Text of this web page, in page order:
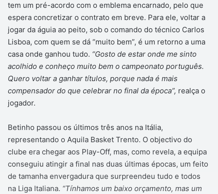
tem um pré-acordo com o emblema encarnado, pelo que
espera concretizar o contrato em breve. Para ele, voltar a
jogar da águia ao peito, sob o comando do técnico Carlos
Lisboa, com quem se dá “muito bem”, é um retorno a uma
casa onde ganhou tudo. “Gosto de estar onde me sinto
acolhido e conheço muito bem o campeonato português.
Quero voltar a ganhar títulos, porque nada é mais
compensador do que celebrar no final da época”, realça o
jogador.
Betinho passou os últimos três anos na Itália,
representando o Aquila Basket Trento. O objectivo do
clube era chegar aos Play-Off, mas, como revela, a equipa
conseguiu atingir a final nas duas últimas épocas, um feito
de tamanha envergadura que surpreendeu tudo e todos
na Liga Italiana. “Tínhamos um baixo orçamento, mas um